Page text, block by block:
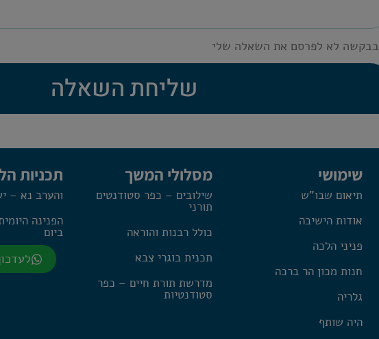
בבקשה לא לפרסם את השאלה שלי
שליחת השאלה
שימושי
תיאום שבו"ש
אודות הישיבה
פניני הלכה
חנות מכון הר ברכה
גלריה
היה שותף
מסלולי המשך
שילובים – כפר סטודנטים
תורני
כולל רבנות והוראה
תכנית בוגרי צבא
מדרשת תורת חיים – כפר
סטודנטיות
תכניות
והערב נא –
ביום